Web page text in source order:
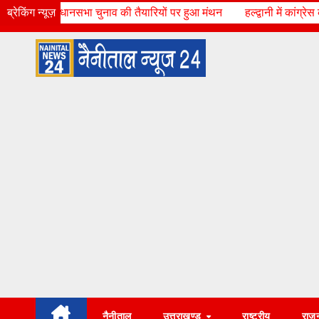
ब्रेकिंग न्यूज़
तैयारियों पर हुआ मंथन हल्द्वानी में कांग्रेस का शक्ति प्रदर्शन:
Skip
to
Sat. Aug 8th, 2026 6:40:04 AM
नैनीताल उत्तराखण्ड राष्ट्रीय